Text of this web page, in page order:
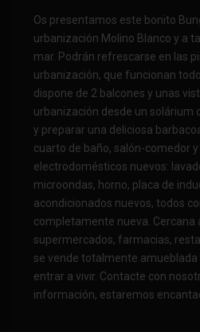
Os presentamos este bonito
urbanización Molino Blanco y a
mar. Podrán refrescarse en las
urbanización, que funcionan
dispone de 2 balcones y unas
urbanización desde un solárium
y preparar una deliciosa
cuarto de baño, salón-comedor
electrodomésticos nuevos:
microondas, horno, placa de
acondicionados nuevos, todos
completamente nueva. Cercana
supermercados, farmacias,
se vende totalmente amueblada
entrar a vivir. Contacte con
información, estaremos